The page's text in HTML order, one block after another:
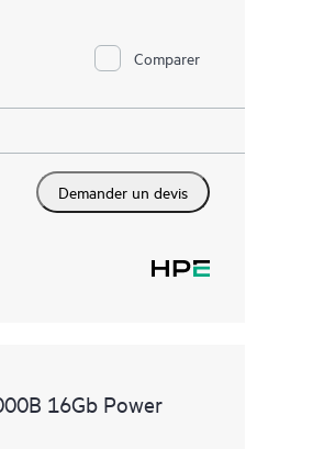
Comparer
Demander un devis
16Gb Power